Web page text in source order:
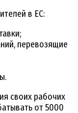
в ЕС:
перевозящие
своих рабочих
от 5000